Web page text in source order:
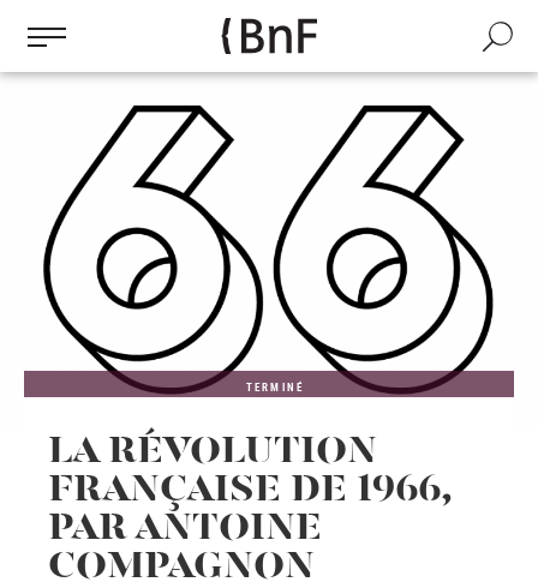
contenu
Recherche
TERMINÉ
LA RÉVOLUTION
FRANÇAISE DE 1966,
PAR ANTOINE
COMPAGNON